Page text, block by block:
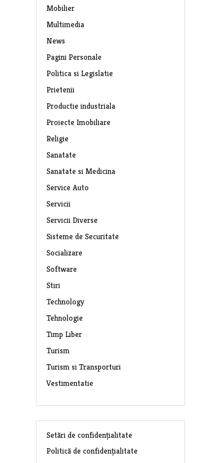
Mobilier
Multimedia
News
Pagini Personale
Politica si Legislatie
Prietenii
Productie industriala
Proiecte Imobiliare
Religie
Sanatate
Sanatate si Medicina
Service Auto
Servicii
Servicii Diverse
Sisteme de Securitate
Socializare
Software
Stiri
Technology
Tehnologie
Timp Liber
Turism
Turism si Transporturi
Vestimentatie
Setări de confidențialitate
Politică de confidențialitate